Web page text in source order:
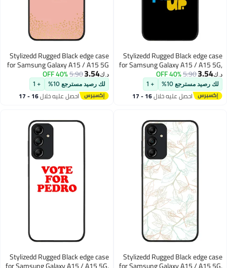
Stylizedd Rugged Black edge case
for Samsung Galaxy A15 / A15 5G,
Slim fit Soft Case Flexible Anti Drop
TPU Gel Thin Cover- Wake your
mind up
د.ك‏3.54
5.90
40% OFF
لك رصيد مسترجع 10% + 1
احصل عليه خلال 16 - 17
Stylizedd Rugged Black edge case
for Samsung Galaxy A15 / A15 5G
Case Cover- Custom Monogram
Initial Letter Floral Pattern
Alphabet-U (Rose Pink)
د.ك‏3.54
5.90
40% OFF
لك رصيد مسترجع 10% + 1
احصل عليه خلال 16 - 17
Stylizedd Rugged Black edge case
Stylizedd Rugged Black edge case